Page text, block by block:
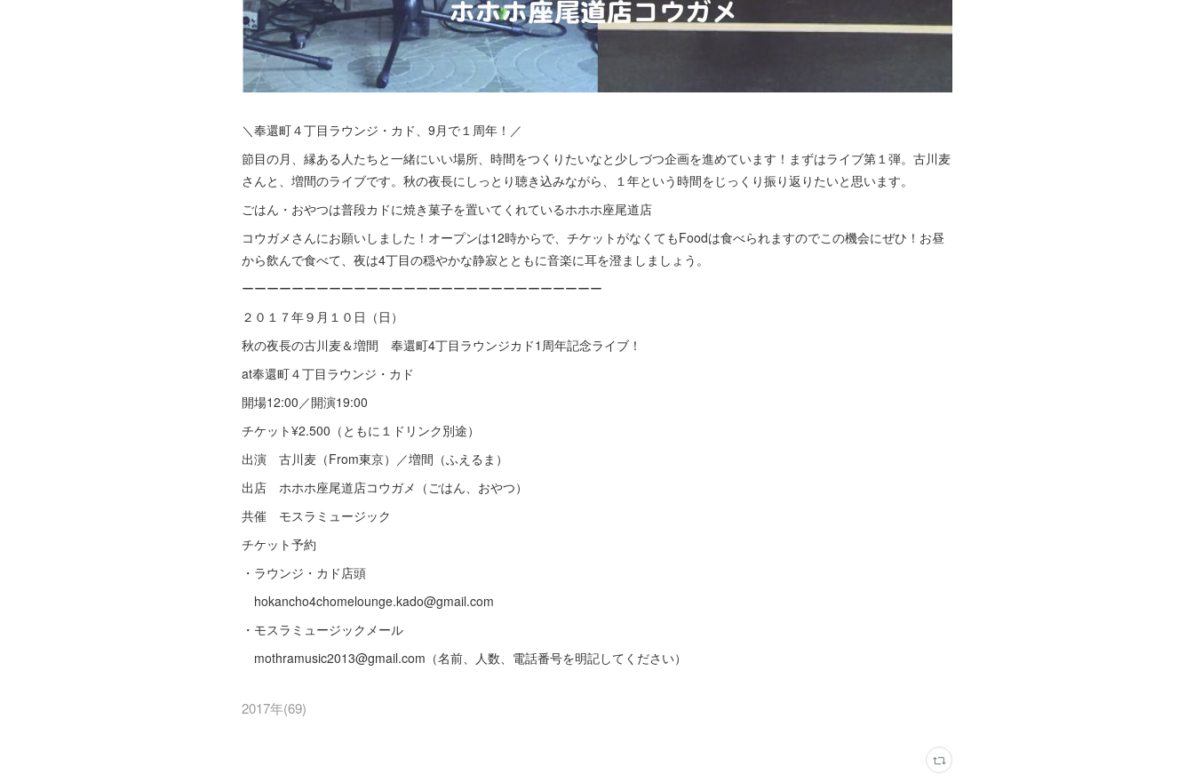
＼奉還町４丁目ラウンジ・カド、9月で１周年！／
節目の月、縁ある人たちと一緒にいい場所、時間をつくりたいなと少しづつ企画を進めています！まずはライブ第１弾。古川麦
さんと、増間のライブです。秋の夜長にしっとり聴き込みながら、１年という時間をじっくり振り返りたいと思います。
ごはん・おやつは普段カドに焼き菓子を置いてくれているホホホ座尾道店
コウガメさんにお願いしました！オープンは12時からで、チケットがなくてもFoodは食べられますのでこの機会にぜひ！お昼
から飲んで食べて、夜は4丁目の穏やかな静寂とともに音楽に耳を澄ましましょう。
ーーーーーーーーーーーーーーーーーーーーーーーーーーーーー
２０１７年９月１０日（日）
秋の夜長の古川麦＆増間 奉還町4丁目ラウンジカド1周年記念ライブ！
at奉還町４丁目ラウンジ・カド
開場12:00／開演19:00
チケット¥2.500（ともに１ドリンク別途）
出演 古川麦（From東京）／増間（ふえるま）
出店 ホホホ座尾道店コウガメ（ごはん、おやつ）
共催 モスラミュージック
チケット予約
・ラウンジ・カド店頭
hokancho4chomelounge.kado@gmail.com
・モスラミュージックメール
mothramusic2013@gmail.com（名前、人数、電話番号を明記してください）
2017年(69)